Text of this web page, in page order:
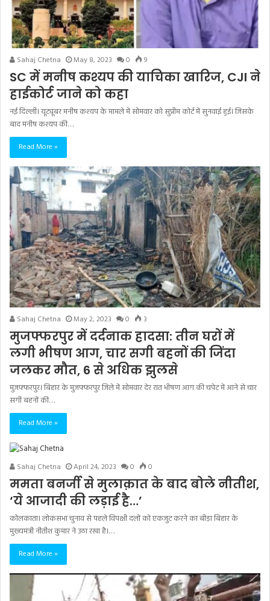
Sahaj Chetna May 8, 2023 0 9
SC में मनीष कश्यप की याचिका खारिज, CJI ने
हाईकोर्ट जाने को कहा
नई दिल्ली। यूट्यूबर मनीष कश्यप के मामले में सोमवार को सुप्रीम कोर्ट में सुनवाई हुई। जिसके
बाद मनीष कश्यप की…
Read More »
Sahaj Chetna May 2, 2023 0 3
मुजफ्फरपुर में दर्दनाक हादसा: तीन घरों में
लगी भीषण आग, चार सगी बहनों की जिंदा
जलकर मौत, 6 से अधिक झुलसे
मुजफ्फरपुर। बिहार के मुजफ्फरपुर जिले में सोमवार देर रात भीषण आग की चपेट में आने से चार
सगी बहनों की…
Read More »
Sahaj Chetna April 24, 2023 0 0
ममता बनर्जी से मुलाक़ात के बाद बोले नीतीश,
‘ये आजादी की लड़ाई है…’
कोलकाता। लोकसभा चुनाव से पहले विपक्षी दलों को एकजुट करने का बीड़ा बिहार के
मुख्यमंत्री नीतीश कुमार ने उठा रखा है।…
Read More »